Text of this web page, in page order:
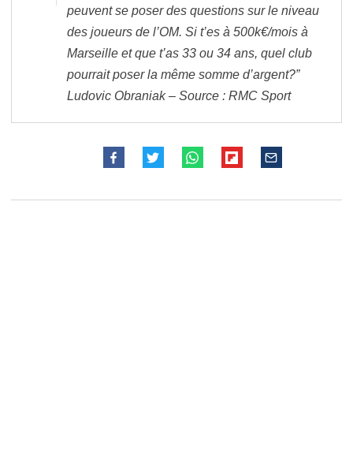
peuvent se poser des questions sur le niveau
des joueurs de l’OM. Si t’es à 500k€/mois à
Marseille et que t’as 33 ou 34 ans, quel club
pourrait poser la même somme d’argent?”
Ludovic Obraniak – Source : RMC Sport